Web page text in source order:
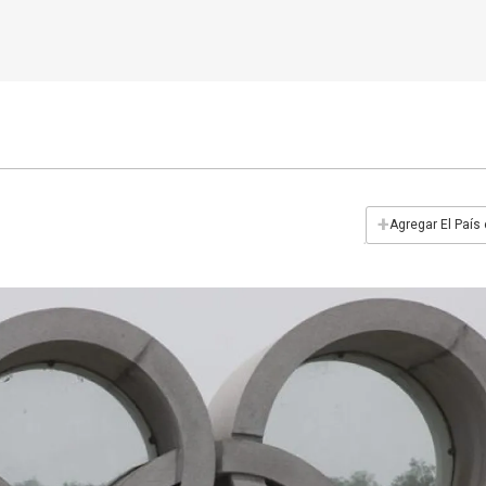
+Agregar El País